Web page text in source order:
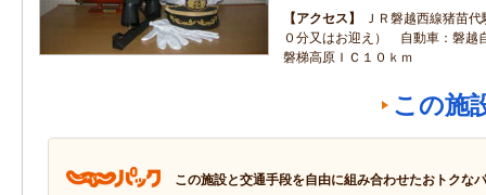
アクセス
ＪＲ磐越西線猪苗
０分又はお迎え） 自動車：磐越
磐梯高原ＩＣ１０ｋｍ
この施
この施設と交通手段を自由に組み合わせたおトクな